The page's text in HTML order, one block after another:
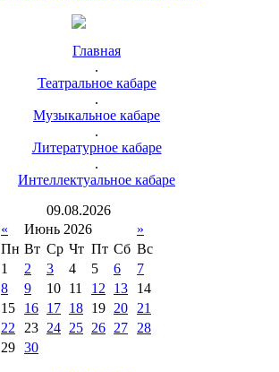
Главная
.
Театральное кабаре
.
Музыкальное кабаре
.
Литературное кабаре
.
Интеллектуальное кабаре
09.08.2026
«
Июнь 2026
»
Пн Вт Ср Чт Пт Сб Вс
1
2 3 4 5 6
7
8
9 10 11 12 13
14
15
16 17 18 19 20
21
22
23 24 25 26 27
28
29 30